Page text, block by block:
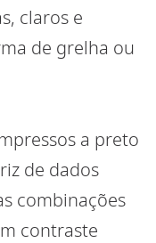
claros e
de grelha ou
a preto
de dados
combinações
contraste